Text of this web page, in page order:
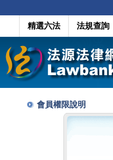
精選六法 法規查詢
會員權限說明